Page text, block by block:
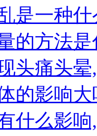
是一种
的方法
头痛头
的影响
什么影